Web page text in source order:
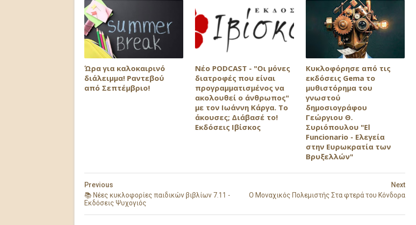
Ώρα για καλοκαιρινό
διάλειμμα! Ραντεβού
από Σεπτέμβριο!
Νέο PODCAST - "Οι μόνες
διατροφές που είναι
προγραμματισμένος να
ακολουθεί ο άνθρωπος"
με τον Ιωάννη Κάργα. Το
άκουσες; Διάβασέ το!
Εκδόσεις Ιβίσκος
Κυκλοφόρησε από τις
εκδόσεις Gema το
μυθιστόρημα του
γνωστού
δημοσιογράφου
Γεώργιου Θ.
Συριόπουλου "El
Funcionario - Ελεγεία
στην Ευρωκρατία των
Βρυξελλών"
Next
Ο Μοναχικός Πολεμιστής Στα φτερά του Κόνδορα
Previous
📚 Νέες κυκλοφορίες παιδικών βιβλίων 7.11 -
Εκδόσεις Ψυχογιός